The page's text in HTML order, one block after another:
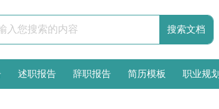
述职报告 辞职报告 简历模板 职业规划